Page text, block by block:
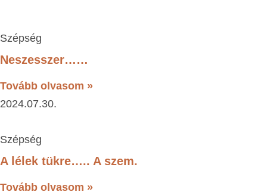
Szépség
Neszesszer……
Tovább olvasom »
2024.07.30.
Szépség
A lélek tükre….. A szem.
Tovább olvasom »